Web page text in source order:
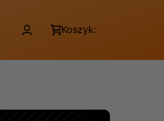
Koszyk: